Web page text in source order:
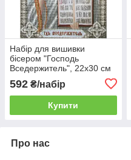
Набір для вишивки
бісером "Господь
Вседержитель", 22x30 см
592 ₴/набір
Купити
Про нас